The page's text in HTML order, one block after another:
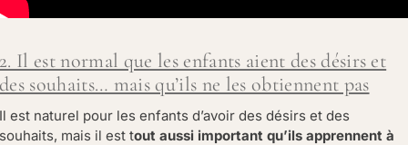
2. Il est normal que les enfants aient des désirs et
des souhaits… mais qu’ils ne les obtiennent pas
Il est naturel pour les enfants d’avoir des désirs et des
souhaits, mais il est tout aussi important qu’ils apprennent à